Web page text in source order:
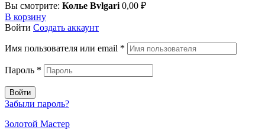
Вы смотрите: Колье Bvlgari 0,00 ₽
В корзину
Войти Создать аккаунт
Имя пользователя или email *
Пароль *
Войти
Забыли пароль?
Золотой Мастер